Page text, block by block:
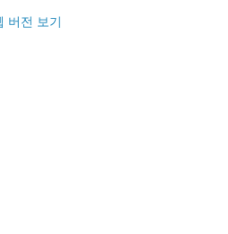
버전 보기